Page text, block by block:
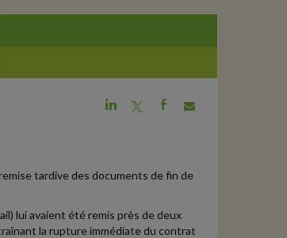
j a b
tardive des documents de fin de
lui avaient été remis près de deux
la rupture immédiate du contrat